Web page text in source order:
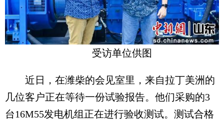
受访单位供图
近日，在潍柴的会见室里，来自拉丁美洲的
几位客户正在等待一份试验报告。他们采购的3
台16M55发电机组正在进行验收测试。测试合格